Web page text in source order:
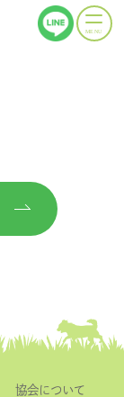
協会について